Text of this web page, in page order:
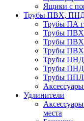
Ящики с
Трубы ПВХ,
Трубы ПА
Трубы ПВХ
Трубы ПВХ
Трубы ПВХ
Трубы ПНД
Трубы ПНД
Трубы ППЛ
Удлинители
места